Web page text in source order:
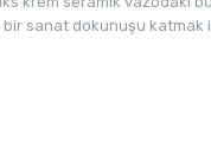
sanat dokunuşu katmak